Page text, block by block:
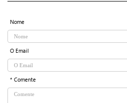
Nome
O Email
* Comente